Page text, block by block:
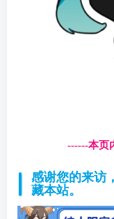
------本页
感谢您的来访
藏本站。